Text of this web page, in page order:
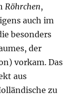
Röhrchen,
auch im
besonders
der
vorkam. Das
aus
zu